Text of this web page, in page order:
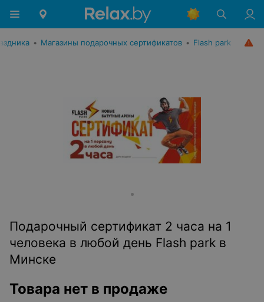
• Магазины подарочных сертификатов • Flash park
Пoдарочный сертификат 2 часа на 1
человека в любой день Flash park в
Минске
Товара нет в продаже